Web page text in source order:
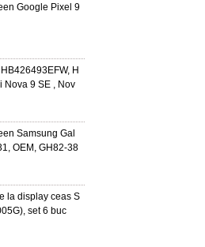
Google Pixel 9
H
Nova 9 SE , Nov
Samsung Gal
OEM, GH82-38
la display ceas S
set 6 buc